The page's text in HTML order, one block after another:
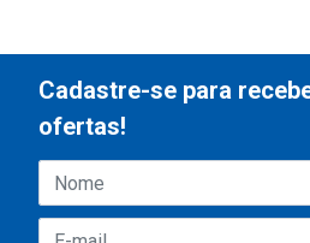
Cadastre-se para
ofertas!